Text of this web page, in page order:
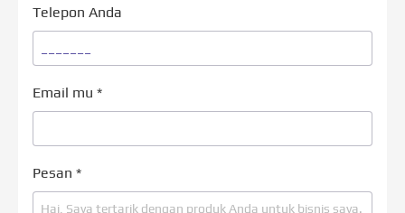
Telepon Anda
Email mu *
Pesan *